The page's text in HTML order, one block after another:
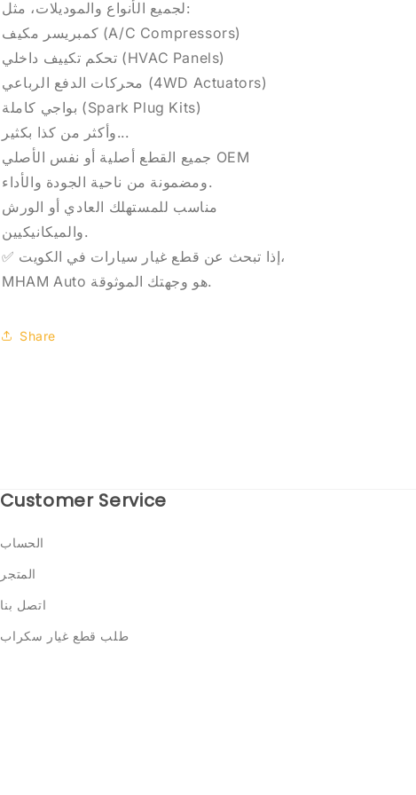
لجميع الأنواع والموديلات، مثل:
كمبريسر مكيف (A/C Compressors)
تحكم تكييف داخلي (HVAC Panels)
محركات الدفع الرباعي (4WD Actuators)
بواجي كاملة (Spark Plug Kits)
وأكثر من كذا بكثير...
جميع القطع أصلية أو نفس الأصلي OEM
ومضمونة من ناحية الجودة والأداء.
مناسب للمستهلك العادي أو الورش
والميكانيكيين.
✅ إذا تبحث عن قطع غيار سيارات في الكويت،
MHAM Auto هو وجهتك الموثوقة.
Share
Customer Service
الحساب
المتجر
اتصل بنا
طلب قطع غيار سكراب